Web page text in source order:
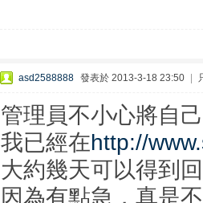
asd2588888 發表於 2013-3-18 23:50
管理員不小心將自
我已經在http://
大約幾天可以得到
因為有點急，真是